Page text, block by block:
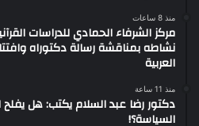
منذ 8 ساعات
مركز الشرفاء الحمادي للدراسات
نشاطه بمناقشة رسالة دكتوراه
العربية
منذ 11 ساعة
دكتور رضا عبد السلام يكتب: هل
السياسة؟!